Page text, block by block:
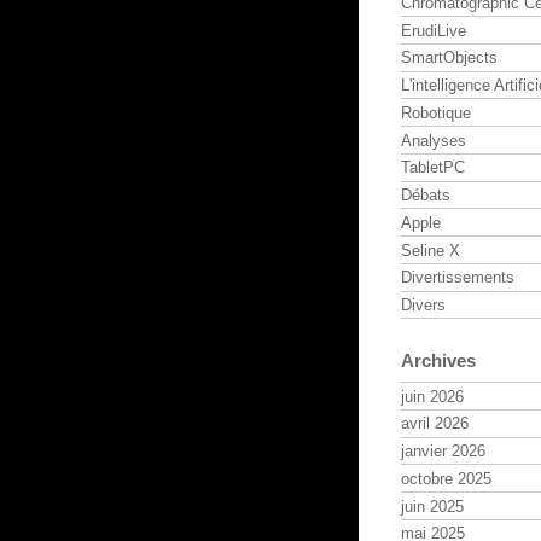
ErudiLive
SmartObjects
L'intelligence
Robotique
Analyses
TabletPC
Débats
Apple
Seline X
Divertissements
Divers
Archives
juin 2026
avril 2026
janvier 2026
octobre 2025
juin 2025
mai 2025